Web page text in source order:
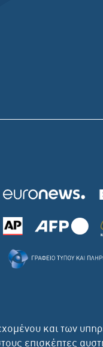
και των
επισκέπτες